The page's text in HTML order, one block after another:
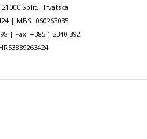
Split, Hrvatska
| MBS: 060263035
| Fax: +385 1 2340 392